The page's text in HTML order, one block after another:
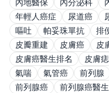
年輕人癌症
尿道癌
嘔吐
帕妥珠單抗 排
皮瓣重建
皮膚癌 皮
皮膚癌醫生排名
皮膚痣
氣喘
氣管癌 前列腺
前列腺癌
前列腺癌醫